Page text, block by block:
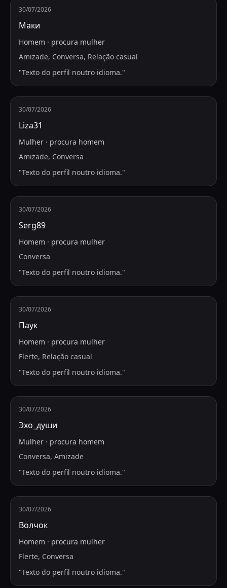
30/07/2026
Маки
Homem · procura mulher
Amizade, Conversa, Relação casual
"Texto do perfil noutro idioma."
30/07/2026
Liza31
Mulher · procura homem
Amizade, Conversa
"Texto do perfil noutro idioma."
30/07/2026
Serg89
Homem · procura mulher
Conversa
"Texto do perfil noutro idioma."
30/07/2026
Паук
Homem · procura mulher
Flerte, Relação casual
"Texto do perfil noutro idioma."
30/07/2026
Эхо_души
Mulher · procura homem
Conversa, Amizade
"Texto do perfil noutro idioma."
30/07/2026
Волчок
Homem · procura mulher
Flerte, Conversa
"Texto do perfil noutro idioma."